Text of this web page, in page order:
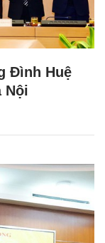
Đình Huệ
Nội